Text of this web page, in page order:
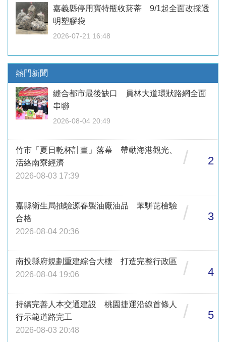
嘉義縣停用寶特瓶收菸蒂 9/1起全面改採透
明塑膠袋
2026-07-21 16:48
熱門新聞
縫合都市最後缺口 員林大道環狀路網全面
串聯
2026-08-04 20:49
竹市「夏日乾杯計畫」落幕 帶動海港觀光、
活絡南寮經濟
2026-08-03 17:39
/ 2
嘉縣衛生局抽驗源春製油廠油品 苯駢芘檢驗
合格
2026-08-04 20:36
/ 3
南投縣府規劃重建綜合大樓 打造完整行政區
2026-08-04 19:06
/ 4
持續完善人本交通建設 桃園捷運沿線首條人
行示範道路完工
2026-08-03 20:48
/ 5